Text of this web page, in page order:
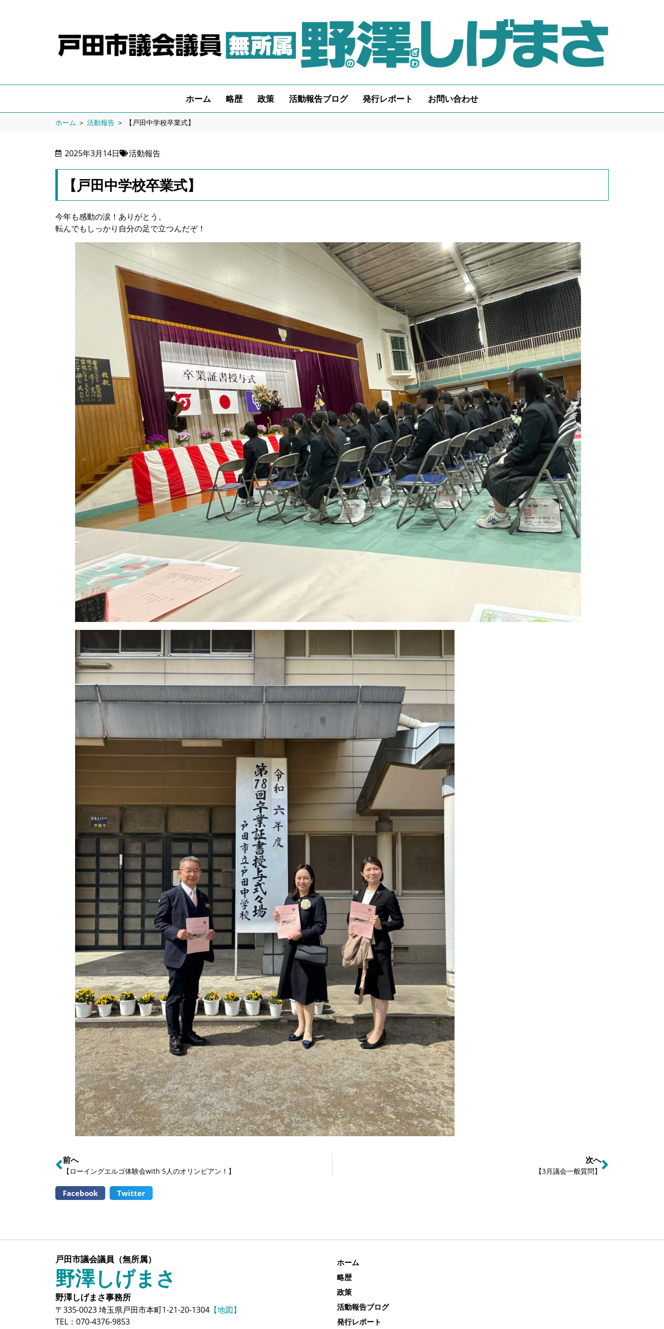
ホーム 略歴 政策 活動報告ブログ 発行レポート お問い合わせ
ホーム ＞ 活動報告 ＞ 【戸田中学校卒業式】
2025年3月14日 活動報告
【戸田中学校卒業式】
今年も感動の涙！ありがとう。
転んでもしっかり自分の足で立つんだぞ！
前へ
【ローイングエルゴ体験会with 5人のオリンピアン！】
次へ
【3月議会一般質問】
Facebook Twitter
戸田市議会議員（無所属）
野澤しげまさ
野澤しげまさ事務所
〒335-0023 埼玉県戸田市本町1-21-20-1304 【地図】
TEL：070-4376-9853
ホーム
略歴
政策
活動報告ブログ
発行レポート